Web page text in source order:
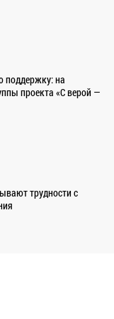
поддержку: на
проекта «С верой —
трудности с